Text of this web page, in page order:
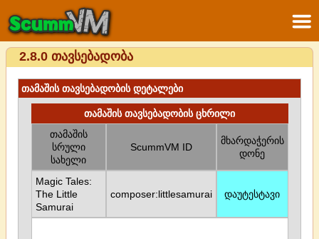
2.8.0 თავსებადობა
თამაშის თავსებადობის დეტალები
თამაშის თავსებადობის ცხრილი
თამაშის
სრული
სახელი
ScummVM ID
მხარდაჭერის
დონე
Magic Tales:
The Little
Samurai
composer:littlesamurai დაუტესტავი